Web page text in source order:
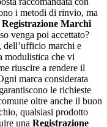
i metodi di rinvio, ma
Registrazione Marchi
venga poi accettato?
dell’ufficio marchi e
modulistica che vi
riuscire a rendere il
marca considerata
le richieste
oltre anche il buon
qualsiasi prodotto
una Registrazione